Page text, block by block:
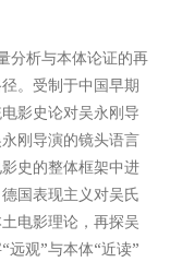
分析与本体论证的再
。受制于中国早期
影史论对吴永刚导
刚导演的镜头语言
史的整体框架中进
国表现主义对吴氏
电影理论，再探吴
远观”与本体“近读”